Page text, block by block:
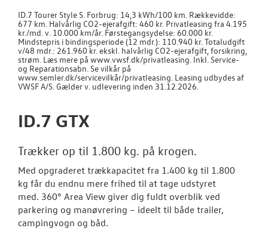
JOB OG
ID.7 Tourer Style S. Forbrug: 14,3 kWh/100 km. Rækkevidde:
677 km. Halvårlig CO2-ejerafgift: 460 kr. Privatleasing fra 4.195
kr./md. v. 10.000 km/år. Førstegangsydelse: 60.000 kr.
Mindstepris i bindingsperiode (12 mdr.): 110.940 kr. Totaludgift
v/48 mdr.: 261.960 kr. ekskl. halvårlig CO2-ejerafgift, forsikring,
strøm. Læs mere på www.vwsf.dk/privatleasing. Inkl. Service-
og Reparationsabn. Se vilkår på
www.semler.dk/servicevilkår/privatleasing. Leasing udbydes af
VWSF A/S. Gælder v. udlevering inden 31.12.2026.
ID.7 GTX
Trækker op til 1.800 kg. på krogen.
Med opgraderet trækkapacitet fra 1.400 kg til 1.800
kg får du endnu mere frihed til at tage udstyret
med. 360° Area View giver dig fuldt overblik ved
parkering og manøvrering – ideelt til både trailer,
campingvogn og båd.